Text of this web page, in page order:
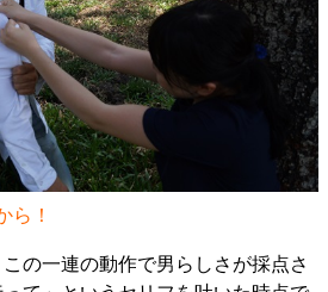
ら！
の一連の動作で男らしさが採点さ